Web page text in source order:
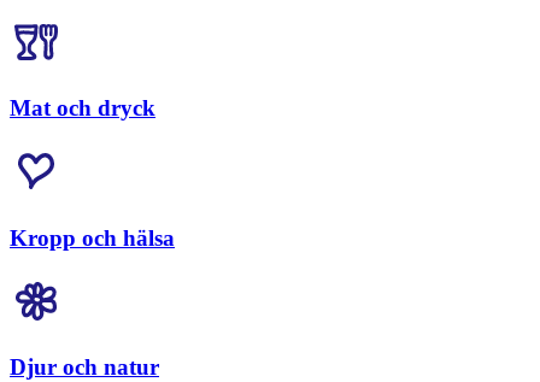
Mat och dryck
Kropp och hälsa
Djur och natur